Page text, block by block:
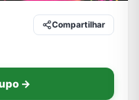
Compartilhar
→